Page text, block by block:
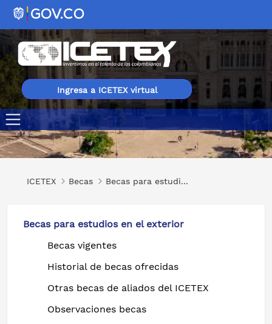
Ingresa a ICETEX virtual
Beca cupos de alojamiento en la Residencia C.M.
ICETEX Becas Becas para estudios en el exterior
Becas para estudios en el exterior
Becas vigentes
Historial de becas ofrecidas
Otras becas de aliados del ICETEX
Observaciones becas